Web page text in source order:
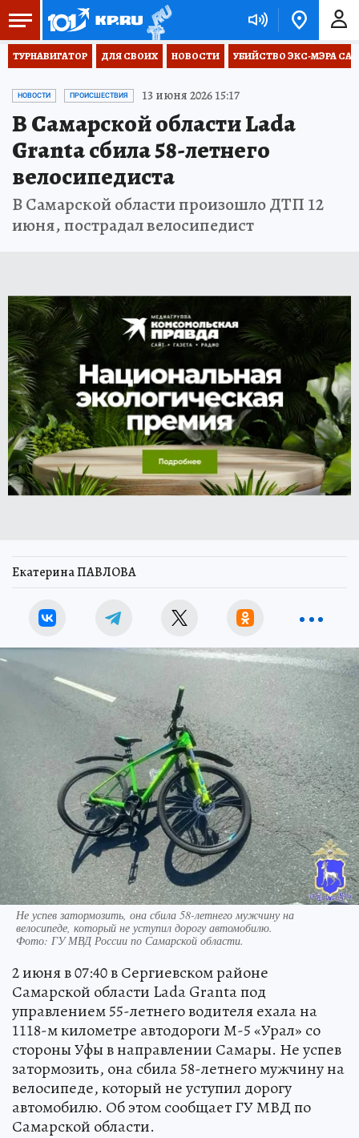
ТУРНАВИГАТОР ДЛЯ СВОИХ НОВОСТИ УБИЙСТВО ЭКС-МЭРА
НОВОСТИ ПРОИСШЕСТВИЯ 13 июня 2026 15:17
В Самарской области Lada
Granta сбила 58-летнего
велосипедиста
В Самарской области произошло ДТП 12
июня, пострадал велосипедист
Екатерина ПАВЛОВА
Не успев затормозить, она сбила 58-летнего мужчину на
велосипеде, который не уступил дорогу автомобилю.
Фото: ГУ МВД России по Самарской области.
2 июня в 07:40 в Сергиевском районе
Самарской области Lada Granta под
управлением 55-летнего водителя ехала на
1118-м километре автодороги М-5 «Урал» со
стороны Уфы в направлении Самары. Не успев
затормозить, она сбила 58-летнего мужчину на
велосипеде, который не уступил дорогу
автомобилю. Об этом сообщает ГУ МВД по
Самарской области.